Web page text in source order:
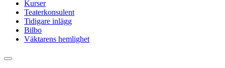
Kurser
Teaterkonsulent
Tidigare inlägg
Bilbo
Väktarens hemlighet